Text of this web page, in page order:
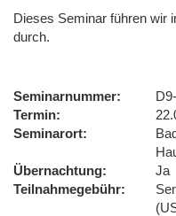
Dieses Seminar führen wir
durch.
Seminarnummer
Termin
Seminarort
Übernachtung
Ja
Teilnahmegebühr